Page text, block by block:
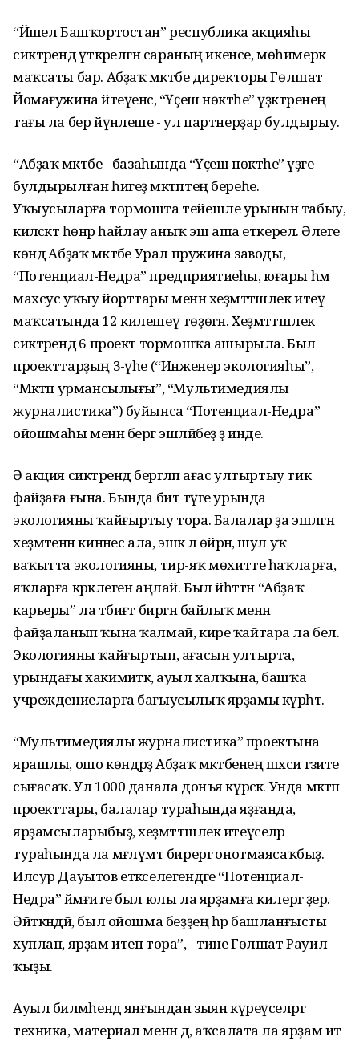
“Йәшел Башҡортостан” республика акцияһы
сиктәрендә үткәрелгән сараның икенсе, мөһимерәк
маҡсаты бар. Абҙаҡ мәктәбе директоры Гөлшат
Йомағужина әйтеүенсә, “Үҫеш нөктәһе” үҙәктәренең
тағы ла бер йүнәлеше - ул партнерҙар булдырыу.
“Абҙаҡ мәктәбе - базаһында “Үҫеш нөктәһе” үҙәге
булдырылған һигеҙ мәктәптең береһе.
Уҡыусыларға тормошта тейешле урынын табыу,
киләсәктә һөнәр һайлау аныҡ эш аша еткерелә. Әлеге
көндә Абҙаҡ мәктәбе Урал пружина заводы,
“Потенциал-Недра” предприятиеһы, юғары һәм
махсус уҡыу йорттары менән хеҙмәттәшлек итеү
маҡсатында 12 килешеү төҙөгән. Хеҙмәттәшлек
сиктәрендә 6 проект тормошҡа ашырыла. Был
проекттарҙың 3-әүһе (“Инженер экологияһы”,
“Мәктәп урмансылығы”, “Мультимедиялы
журналистика”) буйынса “Потенциал-Недра”
ойошмаһы менән бергә эшләйбеҙ ҙә инде.
Ә акция сиктәрендә бергәләп ағас ултыртыу тик
файҙаға ғына. Бында бит тәүге урында
экологияны ҡайғыртыу тора. Балалар ҙа эшләгән
хеҙмәтенән кинәнес ала, эшкә лә өйрәнә, шул уҡ
ваҡытта экологияны, тирә-яҡ мөхитте һаҡларға,
яҡларға кәрәклеген аңлай. Был йәһәттән “Абҙаҡ
карьеры” ла тәбиғәт биргән байлыҡ менән
файҙаланып ҡына ҡалмай, кире ҡайтара ла белә.
Экологияны ҡайғыртып, ағасын ултырта,
урындағы хакимиәткә, ауыл халҡына, башҡа
учреждениеларға бағыусылыҡ ярҙамы күрһәтә.
“Мультимедиялы журналистика” проектына
ярашлы, ошо көндәрҙә Абҙаҡ мәктәбенең шәхси гәзите
сығасаҡ. Ул 1000 данала донъя күрәсәк. Унда мәктәп
проекттары, балалар тураһында яҙғанда,
ярҙамсыларыбыҙ, хеҙмәттәшлек итеүселәр
тураһында ла мәғлүмәт бирергә онотмаясаҡбыҙ.
Илсур Дауытов етәкселегендәге “Потенциал-
Недра” йәмғиәте был юлы ла ярҙамға килергә әҙер.
Әйткәндәй, был ойошма беҙҙең һәр башланғысты
хуплап, ярҙам итеп тора”, - тине Гөлшат Рауил
ҡыҙы.
Ауыл биләмәһендә янғындан зыян күреүселәргә
техника, материал менән дә, аҡсалата ла ярҙам итә